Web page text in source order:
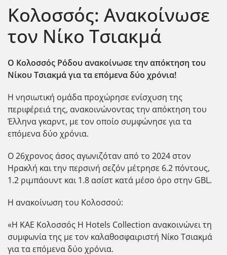
Κολοσσός: Ανακοίνωσε
τον Νίκο Τσιακμά
Ο Κολοσσός Ρόδου ανακοίνωσε την απόκτηση του
Νίκου Τσιακμά για τα επόμενα δύο χρόνια!
Η νησιωτική ομάδα προχώρησε ενίσχυση της
περιφέρειά της, ανακοινώνοντας την απόκτηση του
Έλληνα γκαρντ, με τον οποίο συμφώνησε για τα
επόμενα δύο χρόνια.
Ο 26χρονος άσος αγωνιζόταν από το 2024 στον
Ηρακλή και την περσινή σεζόν μέτρησε 6.2 πόντους,
1.2 ριμπάουντ και 1.8 ασίστ κατά μέσο όρο στην GBL.
Η ανακοίνωση του Κολοσσού:
«Η ΚΑΕ Κολοσσός H Hotels Collection ανακοινώνει τη
συμφωνία της με τον καλαθοσφαιριστή Νίκο Τσιακμά
για τα επόμενα δύο χρόνια.